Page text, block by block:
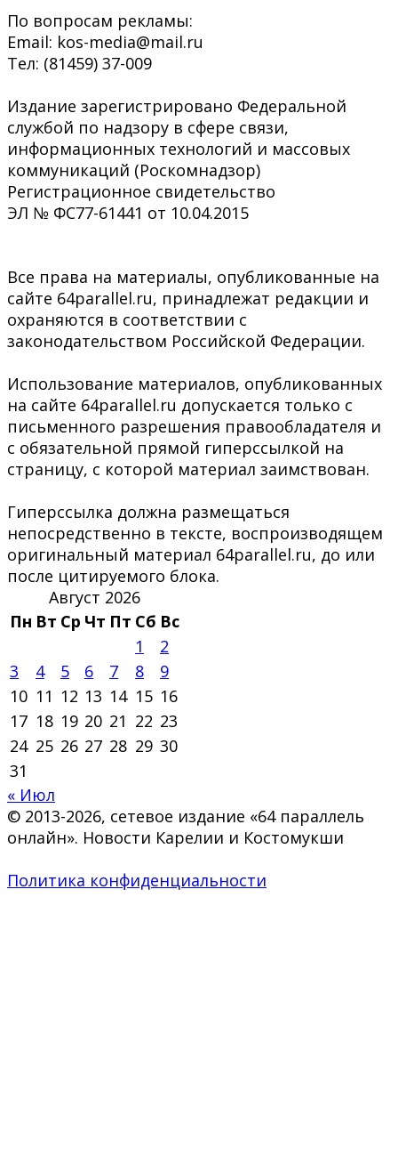
По вопросам рекламы:
Email: kos-media@mail.ru
Тел: (81459) 37-009
Издание зарегистрировано Федеральной
службой по надзору в сфере связи,
информационных технологий и массовых
коммуникаций (Роскомнадзор)
Регистрационное свидетельство
ЭЛ № ФС77-61441 от 10.04.2015
Все права на материалы, опубликованные на
сайте 64parallel.ru, принадлежат редакции и
охраняются в соответствии с
законодательством Российской Федерации.
Использование материалов, опубликованных
на сайте 64parallel.ru допускается только с
письменного разрешения правообладателя и
с обязательной прямой гиперссылкой на
страницу, с которой материал заимствован.
Гиперссылка должна размещаться
непосредственно в тексте, воспроизводящем
оригинальный материал 64parallel.ru, до или
после цитируемого блока.
Август 2026
Пн Вт Ср Чт Пт Сб Вс
1
2
3
4 5 6 7 8
9
10 11 12 13 14 15 16
17 18 19 20 21 22 23
24 25 26 27 28 29 30
31
« Июл
© 2013-2026, сетевое издание «64 параллель
онлайн». Новости Карелии и Костомукши
Политика конфиденциальности